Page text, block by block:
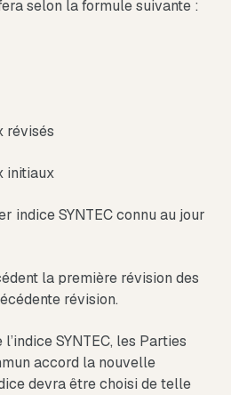
selon la formule suivante :
révisés
initiaux
indice SYNTEC connu au jour
la première révision des
révision.
SYNTEC, les Parties
accord la nouvelle
devra être choisi de telle